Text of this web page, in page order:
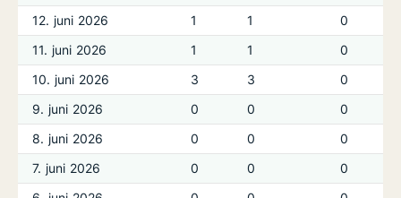
12. juni 2026
1 1
0
11. juni 2026
1 1
0
10. juni 2026
3 3
0
9. juni 2026
0 0
0
8. juni 2026
0 0
0
7. juni 2026
0 0
0